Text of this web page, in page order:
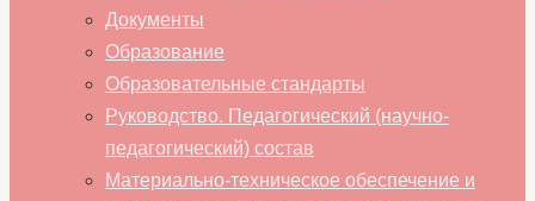
Документы
Образование
Образовательные стандарты
Руководство. Педагогический (научно-
педагогический) состав
Материально-техническое обеспечение и